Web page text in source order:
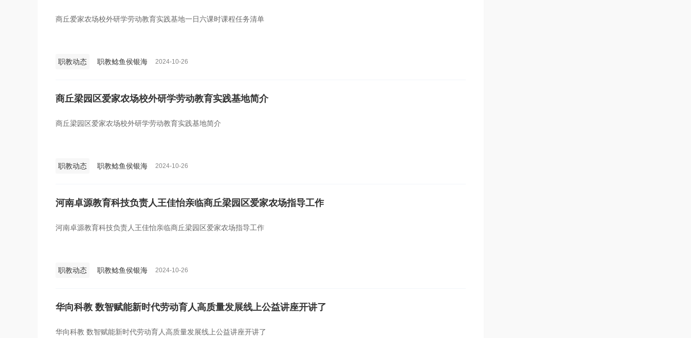
商丘爱家农场校外研学劳动教育实践基地一日六课时课程任务清单
职教动态 职教鲶鱼侯银海 2024-10-26
商丘梁园区爱家农场校外研学劳动教育实践基地简介
商丘梁园区爱家农场校外研学劳动教育实践基地简介
职教动态 职教鲶鱼侯银海 2024-10-26
河南卓源教育科技负责人王佳怡亲临商丘梁园区爱家农场指导工作
河南卓源教育科技负责人王佳怡亲临商丘梁园区爱家农场指导工作
职教动态 职教鲶鱼侯银海 2024-10-26
华向科教 数智赋能新时代劳动育人高质量发展线上公益讲座开讲了
华向科教 数智赋能新时代劳动育人高质量发展线上公益讲座开讲了